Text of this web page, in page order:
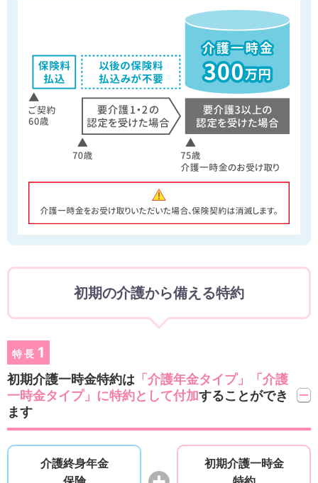
初期の介護から備える特約
特長 1
初期介護一時金特約は 「介護年金タイプ」「介護
一時金タイプ」に特約として付加することができ
ます
介護終身年金
初期介護一時金